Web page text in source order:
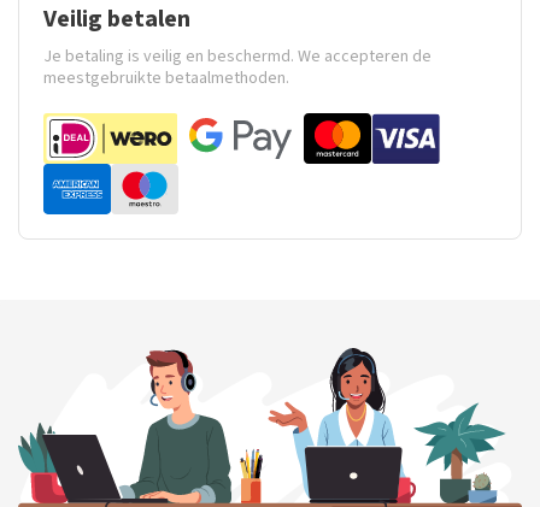
Veilig betalen
Je betaling is veilig en beschermd. We accepteren de
meestgebruikte betaalmethoden.